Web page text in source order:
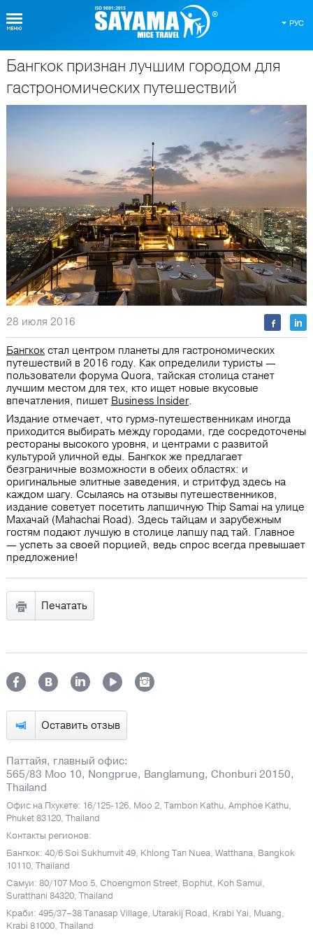
РУС
О Таиланде
Оставить отзыв
Паттайя, главный офис:
565/83 Moo 10, Nongprue, Banglamung, Chonburi 20150,
Thailand
Офис на Пхукете: 16/125-126, Moo 2, Tambon Kathu, Amphoe Kathu,
Phuket 83120, Thailand
Контакты регионов:
Бангкок: 40/6 Soi Sukhumvit 49, Khlong Tan Nuea, Watthana, Bangkok
10110, Thailand
Самуи: 80/107 Moo 5, Choengmon Street, Bophut, Koh Samui,
Suratthani 84320, Thailand
Краби: 495/37–38 Tanasap Village, Utarakij Road, Krabi Yai, Muang,
Krabi 81000, Thailand
Бангкок признан лучшим городом для
гастрономических путешествий
28 июля 2016
Бангкок стал центром планеты для гастрономических
путешествий в 2016 году. Как определили туристы —
пользователи форума Quora, тайская столица станет
лучшим местом для тех, кто ищет новые вкусовые
впечатления, пишет Business Insider.
Издание отмечает, что гурмэ-путешественникам иногда
приходится выбирать между городами, где сосредоточены
рестораны высокого уровня, и центрами с развитой
культурой уличной еды. Бангкок же предлагает
безграничные возможности в обеих областях: и
оригинальные элитные заведения, и стритфуд здесь на
каждом шагу. Ссылаясь на отзывы путешественников,
издание советует посетить лапшичную Thip Samai на улице
Махачай (Mahachai Road). Здесь тайцам и зарубежным
гостям подают лучшую в столице лапшу пад тай. Главное
— успеть за своей порцией, ведь спрос всегда превышает
предложение!
Печатать